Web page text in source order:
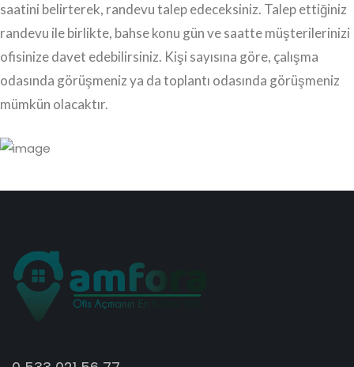
saatini belirterek, randevu talep edeceksiniz. Talep ettiğiniz
randevu ile birlikte, bahse konu gün ve saatte müşterilerinizi
ofisinize davet edebilirsiniz. Kişi sayısına göre, çalışma
odasında görüşmeniz ya da toplantı odasında görüşmeniz
mümkün olacaktır.